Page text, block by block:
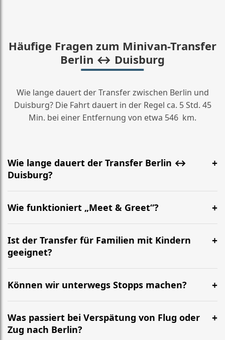
Häufige Fragen zum Minivan-Transfer
Berlin ↔ Duisburg
Wie lange dauert der Transfer zwischen Berlin und
Duisburg? Die Fahrt dauert in der Regel ca. 5 Std. 45
Min. bei einer Entfernung von etwa 546 km.
Wie lange dauert der Transfer Berlin ↔
Duisburg?
Meist etwa 5 Std. 45 Min. Die genaue Zeit hängt von
Verkehr und Abholort ab. Die Strecke beträgt ca. 546
Wie funktioniert „Meet & Greet“?
Der Fahrer wartet am vereinbarten Treffpunkt (z. B.
BER oder Bahnhof) mit Namensschild, hilft mit Gepäck
und begleitet Sie zum Minivan.
Ist der Transfer für Familien mit Kindern
geeignet?
Ja. Bitte geben Sie bei der Buchung das Alter der Kinder
an, damit wir passende Kindersitze oder
Sitzerhöhungen einplanen.
Können wir unterwegs Stopps machen?
Kurze Pausen sind möglich. Für feste zusätzliche
Stopps (Termin, Adresse, Abholung) geben Sie uns
bitte vorab Bescheid – wir kalkulieren einen passenden
Was passiert bei Verspätung von Flug oder
Zug nach Berlin?